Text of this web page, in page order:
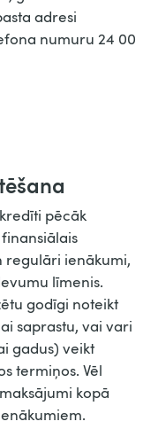
adresi
numuru 24 00
pēcāk
regulāri ienākumi,
līmenis.
godīgi noteikt
saprastu, vai vari
gadus) veikt
termiņos. Vēl
kopā